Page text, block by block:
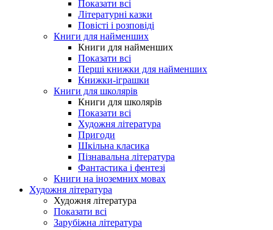
Показати всі
Літературні казки
Повісті і розповіді
Книги для найменших
Книги для найменших
Показати всі
Перші книжки для найменших
Книжки-іграшки
Книги для школярів
Книги для школярів
Показати всі
Художня література
Пригоди
Шкільна класика
Пізнавальна література
Фантастика і фентезі
Книги на іноземних мовах
Художня література
Художня література
Показати всі
Зарубіжна література